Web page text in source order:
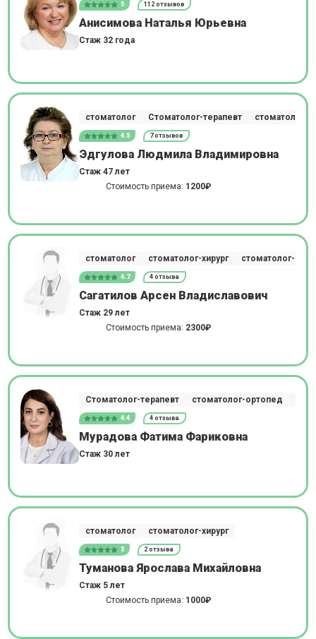
5 112 отзывов
Анисимова Наталья Юрьевна
Стаж 32 года
стоматолог Стоматолог-терапевт стоматолог-
4.5 7 отзывов
Эдгулова Людмила Владимировна
Стаж 47 лет
Стоимость приема: 1200₽
стоматолог стоматолог-хирург стоматолог-
4.7 4 отзыва
Сагатилов Арсен Владиславович
Стаж 29 лет
Стоимость приема: 2300₽
Стоматолог-терапевт стоматолог-ортопед
4.4 4 отзыва
Мурадова Фатима Фариковна
Стаж 30 лет
стоматолог стоматолог-хирург
5 2 отзыва
Туманова Ярослава Михайловна
Стаж 5 лет
Стоимость приема: 1000₽